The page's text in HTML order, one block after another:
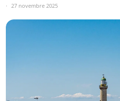
27 novembre 2025